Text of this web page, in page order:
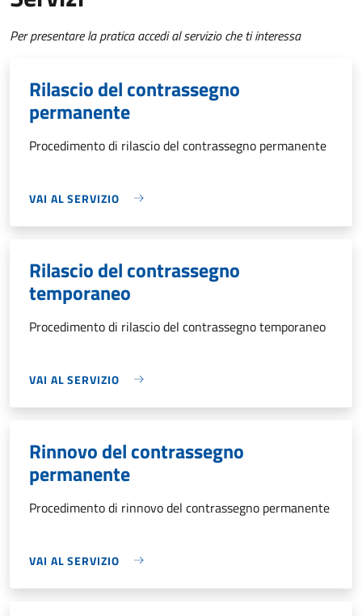
Per presentare la pratica accedi al servizio che ti interessa
Rilascio del contrassegno
permanente
Procedimento di rilascio del contrassegno permanente
VAI AL SERVIZIO
Rilascio del contrassegno
temporaneo
Procedimento di rilascio del contrassegno temporaneo
VAI AL SERVIZIO
Rinnovo del contrassegno
permanente
Procedimento di rinnovo del contrassegno permanente
VAI AL SERVIZIO